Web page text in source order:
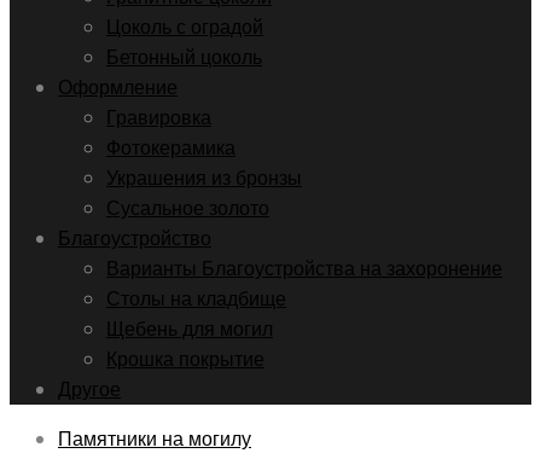
Цоколь с оградой
Бетонный цоколь
Оформление
Гравировка
Фотокерамика
Украшения из бронзы
Сусальное золото
Благоустройство
Варианты Благоустройства на захоронение
Столы на кладбище
Щебень для могил
Крошка покрытие
Другое
Памятники на могилу